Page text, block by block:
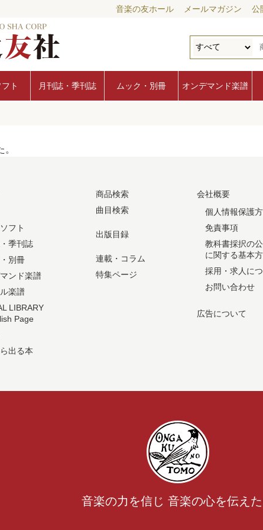
音楽の友ホール メールマガジン 公
ト 月刊誌・季刊誌 ムック・別冊 オンデマンド楽譜
フト
季刊誌
別冊
ンド楽譜
楽譜
LIBRARY
Page
出る本
商品検索
曲目検索
出版目録
連載・コラム
特集ページ
会社概要
個人情報保護
免責事項
教科書採択の
に関する基本
採用・求人に
お問い合わせ
広告について
音楽の力を信じ 音楽の心を伝え